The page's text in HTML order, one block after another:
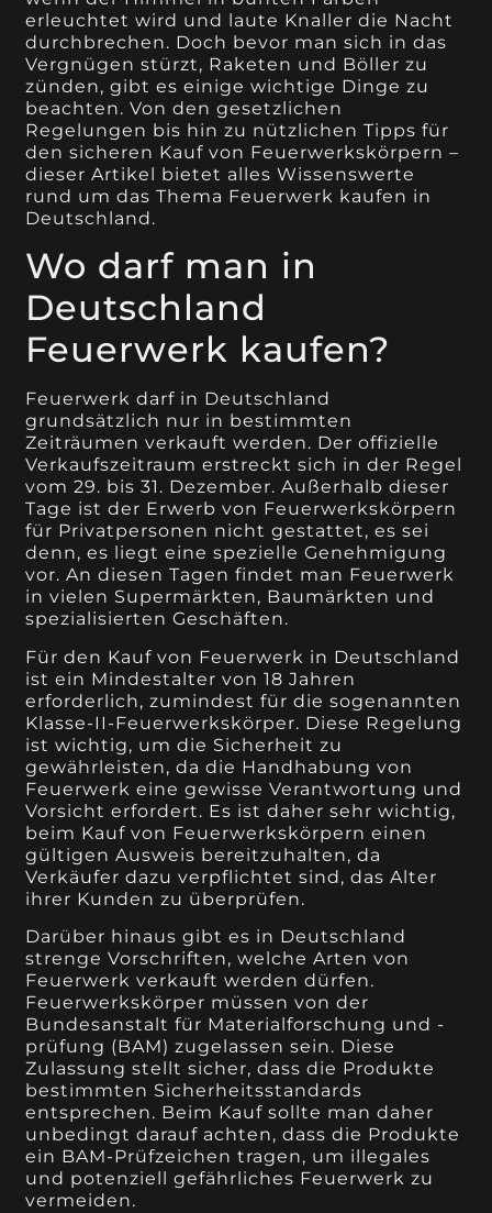
erleuchtet wird und laute Knaller die Nacht
durchbrechen. Doch bevor man sich in das
Vergnügen stürzt, Raketen und Böller zu
zünden, gibt es einige wichtige Dinge zu
beachten. Von den gesetzlichen
Regelungen bis hin zu nützlichen Tipps für
den sicheren Kauf von Feuerwerkskörpern –
dieser Artikel bietet alles Wissenswerte
rund um das Thema Feuerwerk kaufen in
Deutschland.
Wo darf man in
Deutschland
Feuerwerk kaufen?
Feuerwerk darf in Deutschland
grundsätzlich nur in bestimmten
Zeiträumen verkauft werden. Der offizielle
Verkaufszeitraum erstreckt sich in der Regel
vom 29. bis 31. Dezember. Außerhalb dieser
Tage ist der Erwerb von Feuerwerkskörpern
für Privatpersonen nicht gestattet, es sei
denn, es liegt eine spezielle Genehmigung
vor. An diesen Tagen findet man Feuerwerk
in vielen Supermärkten, Baumärkten und
spezialisierten Geschäften.
Für den Kauf von Feuerwerk in Deutschland
ist ein Mindestalter von 18 Jahren
erforderlich, zumindest für die sogenannten
Klasse-II-Feuerwerkskörper. Diese Regelung
ist wichtig, um die Sicherheit zu
gewährleisten, da die Handhabung von
Feuerwerk eine gewisse Verantwortung und
Vorsicht erfordert. Es ist daher sehr wichtig,
beim Kauf von Feuerwerkskörpern einen
gültigen Ausweis bereitzuhalten, da
Verkäufer dazu verpflichtet sind, das Alter
ihrer Kunden zu überprüfen.
Darüber hinaus gibt es in Deutschland
strenge Vorschriften, welche Arten von
Feuerwerk verkauft werden dürfen.
Feuerwerkskörper müssen von der
Bundesanstalt für Materialforschung und -
prüfung (BAM) zugelassen sein. Diese
Zulassung stellt sicher, dass die Produkte
bestimmten Sicherheitsstandards
entsprechen. Beim Kauf sollte man daher
unbedingt darauf achten, dass die Produkte
ein BAM-Prüfzeichen tragen, um illegales
und potenziell gefährliches Feuerwerk zu
vermeiden.